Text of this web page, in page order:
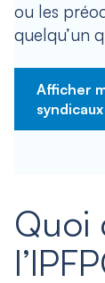
ou les
quelqu’un
Afficher
syndicaux
Quoi